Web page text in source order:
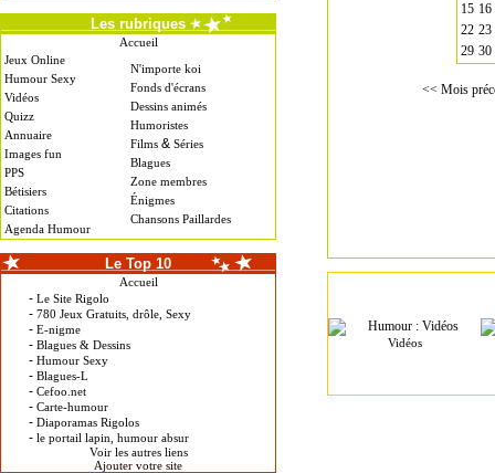
Les rubriques
Accueil
Jeux Online
Humour Sexy
Vidéos
Quizz
Annuaire
Images fun
PPS
Bétisiers
Citations
Agenda Humour
N'importe koi
Fonds d'écrans
Dessins animés
Humoristes
Films & Séries
Blagues
Zone membres
Énigmes
Chansons Paillardes
Le Top 10
Accueil
- Le Site Rigolo
- 780 Jeux Gratuits, drôle, Sexy
- E-nigme
- Blagues & Dessins
- Humour Sexy
- Blagues-L
- Cefoo.net
- Carte-humour
- Diaporamas Rigolos
- le portail lapin, humour absur
Voir les autres liens
Ajouter votre site
15 16
22 23
29 30
<< Mois
Vidéos